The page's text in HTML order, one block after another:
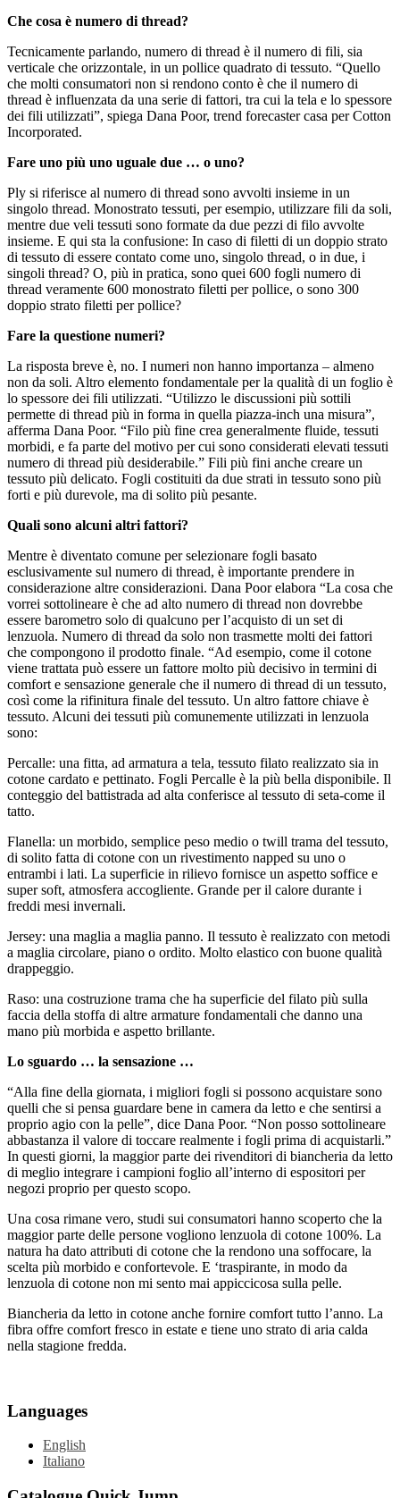
Che cosa è numero di thread?
Tecnicamente parlando, numero di thread è il numero di fili, sia
verticale che orizzontale, in un pollice quadrato di tessuto. “Quello
che molti consumatori non si rendono conto è che il numero di
thread è influenzata da una serie di fattori, tra cui la tela e lo spessore
dei fili utilizzati”, spiega Dana Poor, trend forecaster casa per Cotton
Incorporated.
Fare uno più uno uguale due … o uno?
Ply si riferisce al numero di thread sono avvolti insieme in un
singolo thread. Monostrato tessuti, per esempio, utilizzare fili da soli,
mentre due veli tessuti sono formate da due pezzi di filo avvolte
insieme. E qui sta la confusione: In caso di filetti di un doppio strato
di tessuto di essere contato come uno, singolo thread, o in due, i
singoli thread? O, più in pratica, sono quei 600 fogli numero di
thread veramente 600 monostrato filetti per pollice, o sono 300
doppio strato filetti per pollice?
Fare la questione numeri?
La risposta breve è, no. I numeri non hanno importanza – almeno
non da soli. Altro elemento fondamentale per la qualità di un foglio è
lo spessore dei fili utilizzati. “Utilizzo le discussioni più sottili
permette di thread più in forma in quella piazza-inch una misura”,
afferma Dana Poor. “Filo più fine crea generalmente fluide, tessuti
morbidi, e fa parte del motivo per cui sono considerati elevati tessuti
numero di thread più desiderabile.” Fili più fini anche creare un
tessuto più delicato. Fogli costituiti da due strati in tessuto sono più
forti e più durevole, ma di solito più pesante.
Quali sono alcuni altri fattori?
Mentre è diventato comune per selezionare fogli basato
esclusivamente sul numero di thread, è importante prendere in
considerazione altre considerazioni. Dana Poor elabora “La cosa che
vorrei sottolineare è che ad alto numero di thread non dovrebbe
essere barometro solo di qualcuno per l’acquisto di un set di
lenzuola. Numero di thread da solo non trasmette molti dei fattori
che compongono il prodotto finale. “Ad esempio, come il cotone
viene trattata può essere un fattore molto più decisivo in termini di
comfort e sensazione generale che il numero di thread di un tessuto,
così come la rifinitura finale del tessuto. Un altro fattore chiave è
tessuto. Alcuni dei tessuti più comunemente utilizzati in lenzuola
sono:
Percalle: una fitta, ad armatura a tela, tessuto filato realizzato sia in
cotone cardato e pettinato. Fogli Percalle è la più bella disponibile. Il
conteggio del battistrada ad alta conferisce al tessuto di seta-come il
tatto.
Flanella: un morbido, semplice peso medio o twill trama del tessuto,
di solito fatta di cotone con un rivestimento napped su uno o
entrambi i lati. La superficie in rilievo fornisce un aspetto soffice e
super soft, atmosfera accogliente. Grande per il calore durante i
freddi mesi invernali.
Jersey: una maglia a maglia panno. Il tessuto è realizzato con metodi
a maglia circolare, piano o ordito. Molto elastico con buone qualità
drappeggio.
Raso: una costruzione trama che ha superficie del filato più sulla
faccia della stoffa di altre armature fondamentali che danno una
mano più morbida e aspetto brillante.
Lo sguardo … la sensazione …
“Alla fine della giornata, i migliori fogli si possono acquistare sono
quelli che si pensa guardare bene in camera da letto e che sentirsi a
proprio agio con la pelle”, dice Dana Poor. “Non posso sottolineare
abbastanza il valore di toccare realmente i fogli prima di acquistarli.”
In questi giorni, la maggior parte dei rivenditori di biancheria da letto
di meglio integrare i campioni foglio all’interno di espositori per
negozi proprio per questo scopo.
Una cosa rimane vero, studi sui consumatori hanno scoperto che la
maggior parte delle persone vogliono lenzuola di cotone 100%. La
natura ha dato attributi di cotone che la rendono una soffocare, la
scelta più morbido e confortevole. E ‘traspirante, in modo da
lenzuola di cotone non mi sento mai appiccicosa sulla pelle.
Biancheria da letto in cotone anche fornire comfort tutto l’anno. La
fibra offre comfort fresco in estate e tiene uno strato di aria calda
nella stagione fredda.
Languages
English
Italiano